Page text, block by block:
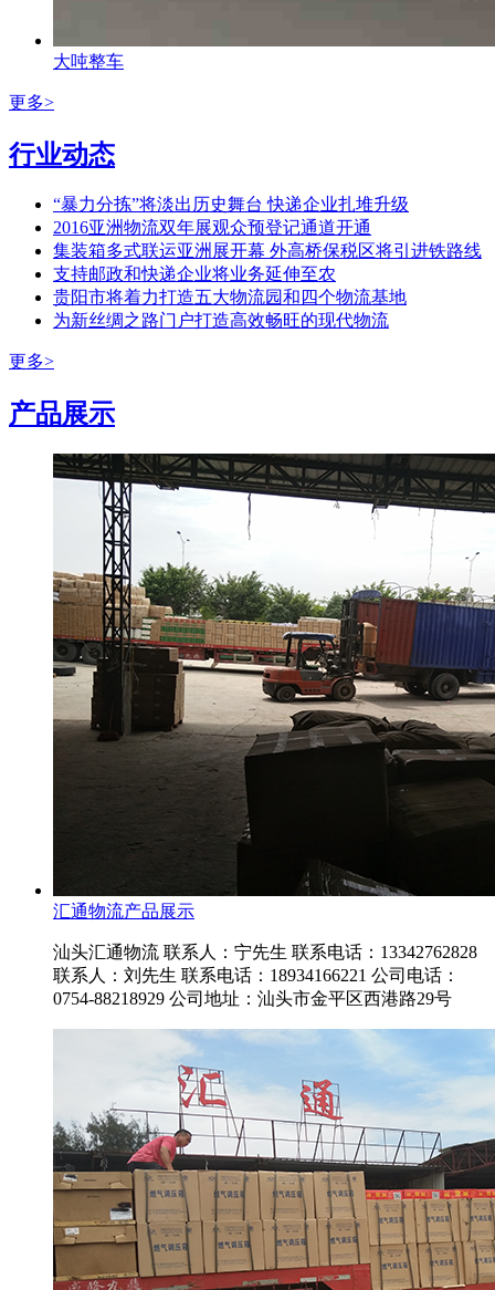
大吨整车
更多>
行业动态
“暴力分拣”将淡出历史舞台 快递企业扎堆升级
2016亚洲物流双年展观众预登记通道开通
集装箱多式联运亚洲展开幕 外高桥保税区将引进铁路线
支持邮政和快递企业将业务延伸至农
贵阳市将着力打造五大物流园和四个物流基地
为新丝绸之路门户打造高效畅旺的现代物流
更多>
产品展示
汇通物流产品展示
汕头汇通物流 联系人：宁先生 联系电话：13342762828
联系人：刘先生 联系电话：18934166221 公司电话：
0754-88218929 公司地址：汕头市金平区西港路29号